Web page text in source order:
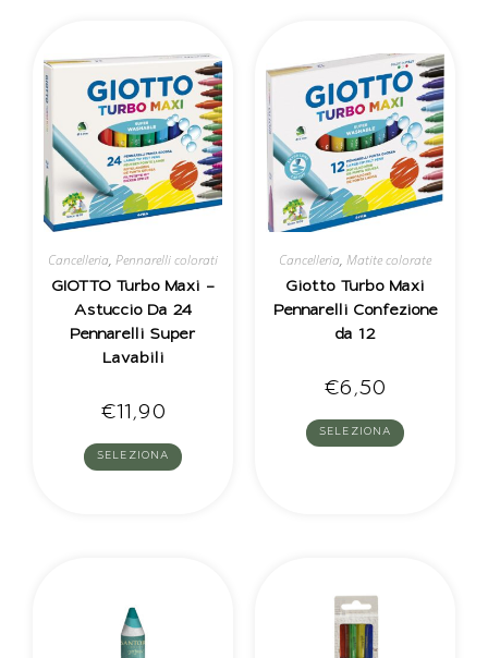
Cancelleria, Pennarelli colorati
GIOTTO Turbo Maxi –
Astuccio Da 24
Pennarelli Super
Lavabili
€11,90
SELEZIONA
Cancelleria, Matite colorate
Giotto Turbo Maxi
Pennarelli Confezione
da 12
€6,50
SELEZIONA